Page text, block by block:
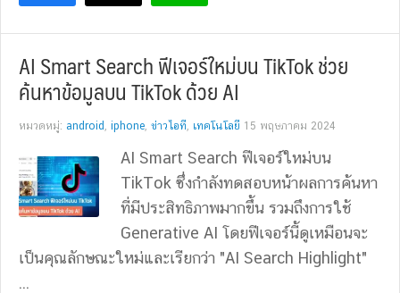
AI Smart Search ฟีเจอร์ใหม่บน TikTok ช่วย
ค้นหาข้อมูลบน TikTok ด้วย AI
หมวดหมู่: android , iphone, ข่าวไอที, เทคโนโลยี 15 พฤษภาคม 2024
AI Smart Search ฟีเจอร์ใหม่บน
TikTok ซึ่งกำลังทดสอบหน้าผลการค้นหา
ที่มีประสิทธิภาพมากขึ้น รวมถึงการใช้
Generative AI โดยฟีเจอร์นี้ดูเหมือนจะ
เป็นคุณลักษณะใหม่และเรียกว่า "AI Search Highlight"
...